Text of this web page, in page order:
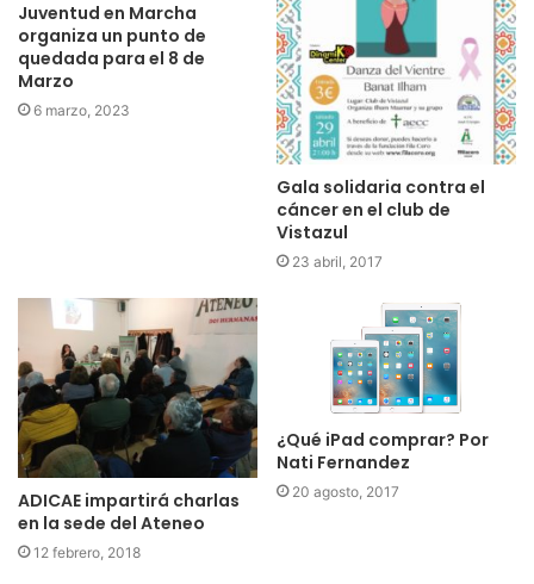
Juventud en Marcha
organiza un punto de
quedada para el 8 de
Marzo
6 marzo, 2023
Gala solidaria contra el
cáncer en el club de
Vistazul
23 abril, 2017
ADICAE impartirá charlas
en la sede del Ateneo
12 febrero, 2018
¿Qué iPad comprar? Por
Nati Fernandez
20 agosto, 2017